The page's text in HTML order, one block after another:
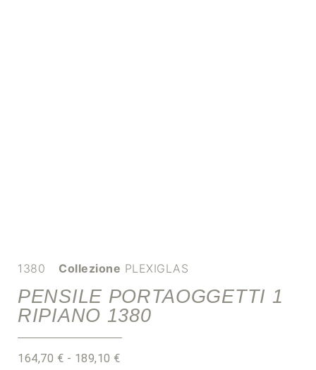
1380 Collezione PLEXIGLAS
PENSILE PORTAOGGETTI 1
RIPIANO 1380
164,70 € - 189,10 €